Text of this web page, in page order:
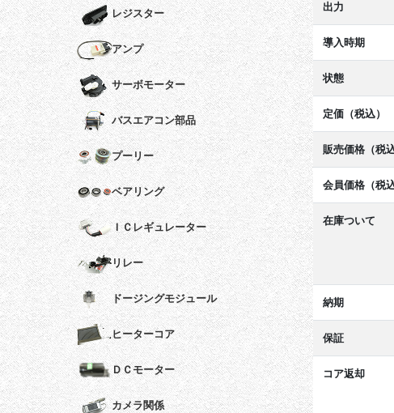
出力
導入時期
状態
定価（税込）
販売価格（税込
会員価格（税込
在庫ついて
納期
保証
コア返却
レジスター
アンプ
サーボモーター
バスエアコン部品
プーリー
ベアリング
ＩＣレギュレーター
リレー
ドージングモジュール
ヒーターコア
ＤＣモーター
カメラ関係